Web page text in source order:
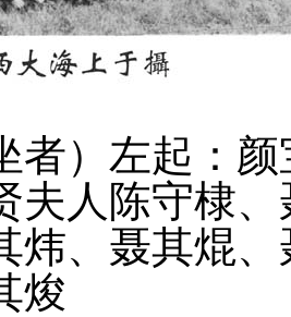
者）左起：
夫人陈守棣
炜、聂其焜
焌